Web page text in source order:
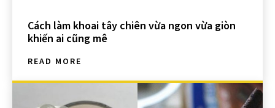
Cách làm khoai tây chiên vừa ngon vừa giòn
khiến ai cũng mê
READ MORE